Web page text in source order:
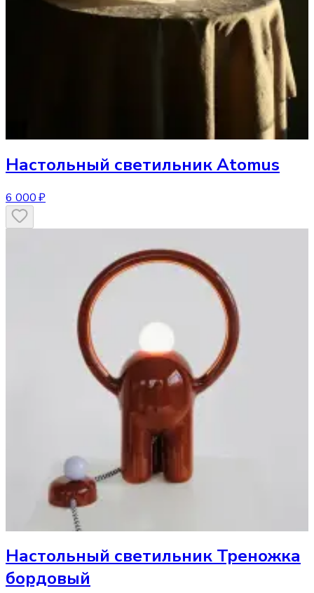
Настольный светильникAtomus
6 000 ₽
Настольный светильник Треножка
бордовый